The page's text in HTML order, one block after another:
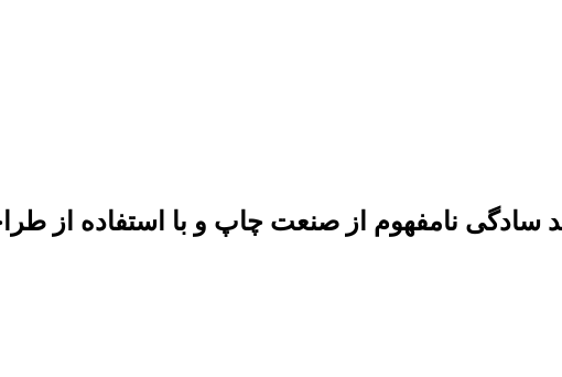
سادگی نامفهوم از صنعت چاپ و با استفاده از